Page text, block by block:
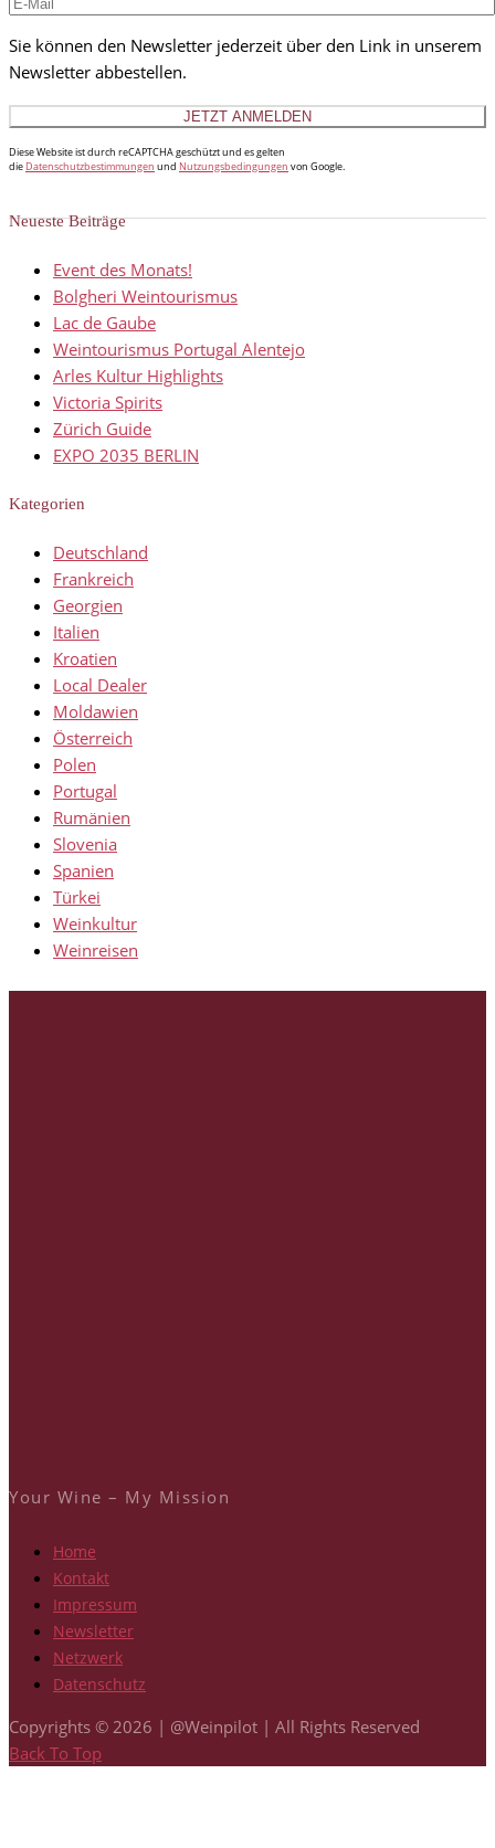
Sie können den Newsletter jederzeit über den Link in unserem
Newsletter abbestellen.
Diese Website ist durch reCAPTCHA geschützt und es gelten
die Datenschutzbestimmungen und Nutzungsbedingungen von Google.
Neueste Beiträge
Event des Monats!
Bolgheri Weintourismus
Lac de Gaube
Weintourismus Portugal Alentejo
Arles Kultur Highlights
Victoria Spirits
Zürich Guide
EXPO 2035 BERLIN
Kategorien
Deutschland
Frankreich
Georgien
Italien
Kroatien
Local Dealer
Moldawien
Österreich
Polen
Portugal
Rumänien
Slovenia
Spanien
Türkei
Weinkultur
Weinreisen
Your Wine – My Mission
Home
Kontakt
Impressum
Newsletter
Netzwerk
Datenschutz
Copyrights © 2026 | @Weinpilot | All Rights Reserved
Back To Top